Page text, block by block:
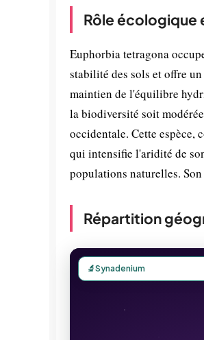
Rôle écologique
Euphorbia tetragona
stabilité des sols et offre
maintien de l'équilibre
la biodiversité soit
occidentale. Cette espèce,
qui intensifie l'aridité de
populations naturelles.
Répartition